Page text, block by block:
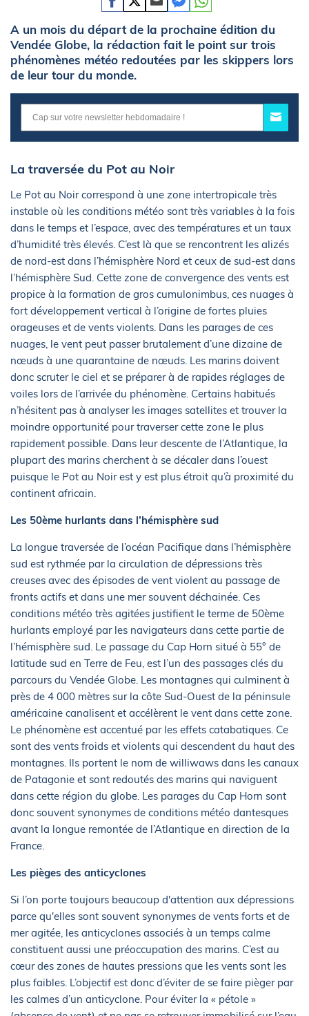
A un mois du départ de la prochaine édition du
Vendée Globe, la rédaction fait le point sur trois
phénomènes météo redoutées par les skippers lors
de leur tour du monde.
La traversée du Pot au Noir
Le Pot au Noir correspond à une zone intertropicale très
instable où les conditions météo sont très variables à la fois
dans le temps et l’espace, avec des températures et un taux
d’humidité très élevés. C’est là que se rencontrent les alizés
de nord-est dans l’hémisphère Nord et ceux de sud-est dans
l’hémisphère Sud. Cette zone de convergence des vents est
propice à la formation de gros cumulonimbus, ces nuages à
fort développement vertical à l’origine de fortes pluies
orageuses et de vents violents. Dans les parages de ces
nuages, le vent peut passer brutalement d’une dizaine de
nœuds à une quarantaine de nœuds. Les marins doivent
donc scruter le ciel et se préparer à de rapides réglages de
voiles lors de l’arrivée du phénomène. Certains habitués
n’hésitent pas à analyser les images satellites et trouver la
moindre opportunité pour traverser cette zone le plus
rapidement possible. Dans leur descente de l’Atlantique, la
plupart des marins cherchent à se décaler dans l’ouest
puisque le Pot au Noir est y est plus étroit qu’à proximité du
continent africain.
Les 50ème hurlants dans l’hémisphère sud
La longue traversée de l’océan Pacifique dans l’hémisphère
sud est rythmée par la circulation de dépressions très
creuses avec des épisodes de vent violent au passage de
fronts actifs et dans une mer souvent déchainée. Ces
conditions météo très agitées justifient le terme de 50ème
hurlants employé par les navigateurs dans cette partie de
l’hémisphère sud. Le passage du Cap Horn situé à 55° de
latitude sud en Terre de Feu, est l’un des passages clés du
parcours du Vendée Globe. Les montagnes qui culminent à
près de 4 000 mètres sur la côte Sud-Ouest de la péninsule
américaine canalisent et accélèrent le vent dans cette zone.
Le phénomène est accentué par les effets catabatiques. Ce
sont des vents froids et violents qui descendent du haut des
montagnes. Ils portent le nom de williwaws dans les canaux
de Patagonie et sont redoutés des marins qui naviguent
dans cette région du globe. Les parages du Cap Horn sont
donc souvent synonymes de conditions météo dantesques
avant la longue remontée de l’Atlantique en direction de la
France.
Les pièges des anticyclones
Si l’on porte toujours beaucoup d'attention aux dépressions
parce qu'elles sont souvent synonymes de vents forts et de
mer agitée, les anticyclones associés à un temps calme
constituent aussi une préoccupation des marins. C’est au
cœur des zones de hautes pressions que les vents sont les
plus faibles. L’objectif est donc d’éviter de se faire pièger par
les calmes d’un anticyclone. Pour éviter la « pétole »